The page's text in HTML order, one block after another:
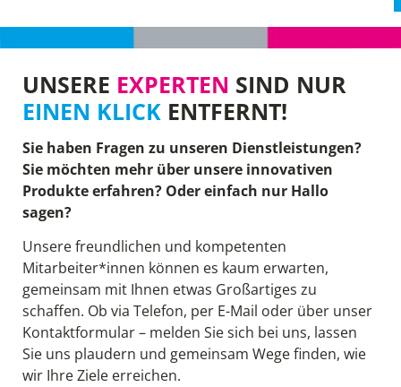
UNSERE EXPERTEN SIND NUR
EINEN KLICK ENTFERNT!
Sie haben Fragen zu unseren Dienstleistungen?
Sie möchten mehr über unsere innovativen
Produkte erfahren? Oder einfach nur Hallo
sagen?
Unsere freundlichen und kompetenten
Mitarbeiter*innen können es kaum erwarten,
gemeinsam mit Ihnen etwas Großartiges zu
schaffen. Ob via Telefon, per E-Mail oder über unser
Kontaktformular – melden Sie sich bei uns, lassen
Sie uns plaudern und gemeinsam Wege finden, wie
wir Ihre Ziele erreichen.